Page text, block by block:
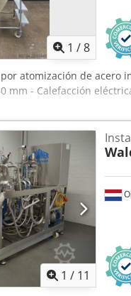
1 /8
atomización de acero
mm - Calefacción
1 / 11